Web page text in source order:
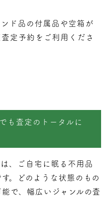
ド品の付属品や空箱が
定予約をご利用くださ
も査定のトータルに
、ご自宅に眠る不用品
。どのような状態のもの
で、幅広いジャンルの査